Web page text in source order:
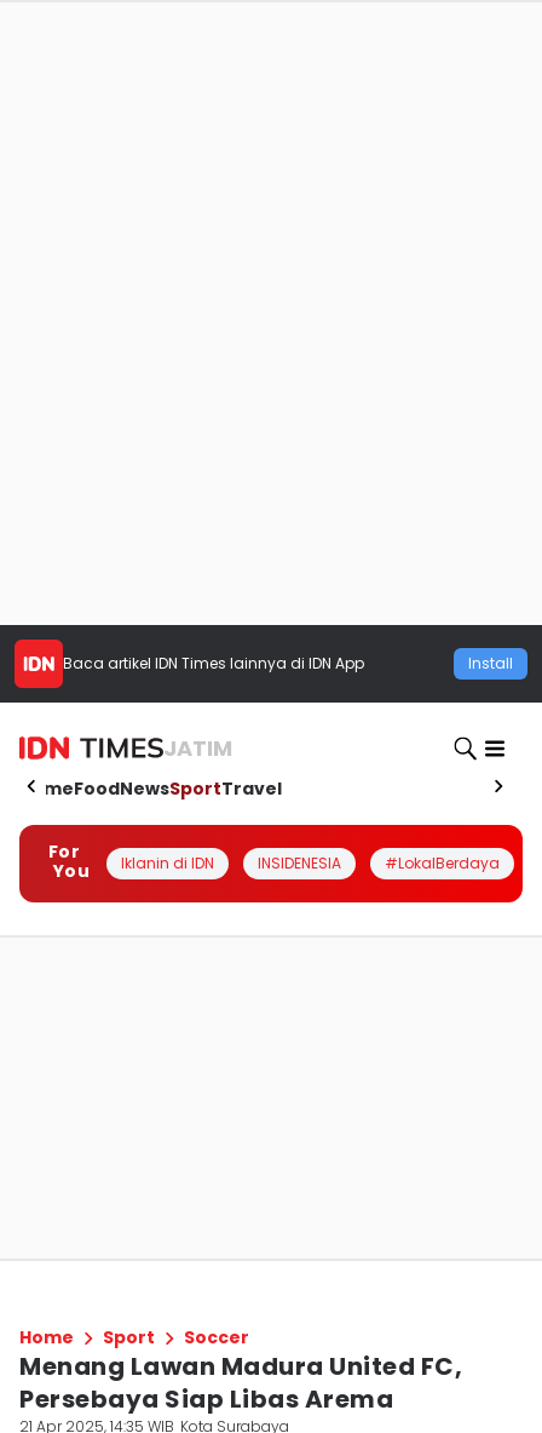
Baca artikel IDN Times lainnya di IDN App Install
JATIM
HomeFoodNewsSportTravel
For
You
Iklanin di IDN INSIDENESIA #LokalBerdaya
Home Sport Soccer
Menang Lawan Madura United FC,
Persebaya Siap Libas Arema
21 Apr 2025, 14:35 WIB Kota Surabaya